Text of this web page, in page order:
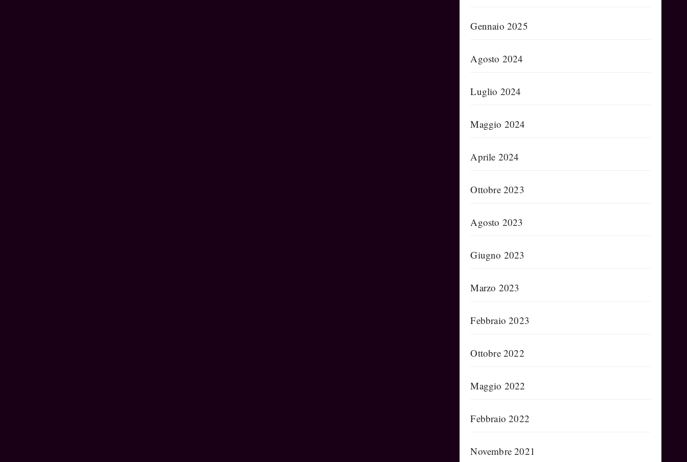
Gennaio 2025
Agosto 2024
Luglio 2024
Maggio 2024
Aprile 2024
Ottobre 2023
Agosto 2023
Giugno 2023
Marzo 2023
Febbraio 2023
Ottobre 2022
Maggio 2022
Febbraio 2022
Novembre 2021